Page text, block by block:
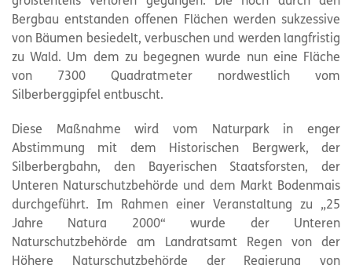
Bergbau entstanden offenen Flächen werden sukzessive
von Bäumen besiedelt, verbuschen und werden langfristig
zu Wald. Um dem zu begegnen wurde nun eine Fläche
von 7300 Quadratmeter nordwestlich vom
Silberberggipfel entbuscht.
Diese Maßnahme wird vom Naturparkin enger
Abstimmung mit dem Historischen Bergwerk, der
Silberbergbahn, den Bayerischen Staatsforsten, der
Unteren Naturschutzbehörde und dem Markt Bodenmais
durchgeführt. Im Rahmen einer Veranstaltung zu „25
Jahre Natura 2000“ wurde der Unteren
Naturschutzbehörde am Landratsamt Regen von der
Höhere Naturschutzbehörde der Regierung von